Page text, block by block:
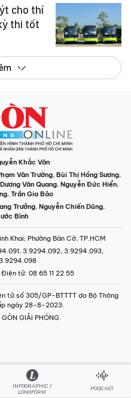
cho thí
thi tốt
Khắc Văn
Văn Trường, Bùi Thị Hồng Sương,
Dương Văn Quang, Nguyễn Đức Hiển,
, Trần Gia Bảo
Trưởng, Nguyễn Chiến Dũng,
Bình
Khai, Phường Bàn Cờ, TP.HCM
3.9294.092, 3.9294.093,
Điện tử: 08 65 11 22 55
tử số 305/GP-BTTTT do Bộ Thông
ngày 28-8-2023.
GIẢI PHÓNG.
INFOGRAPHIC /
LONGFORM
PODCAST